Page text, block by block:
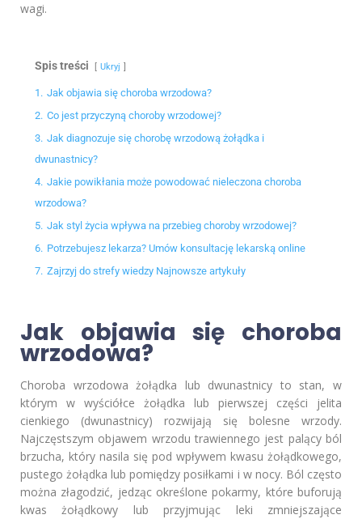
wagi.
Spis treści Ukryj
1. Jak objawia się choroba wrzodowa?
2. Co jest przyczyną choroby wrzodowej?
3. Jak diagnozuje się chorobę wrzodową żołądka i
dwunastnicy?
4. Jakie powikłania może powodować nieleczona choroba
wrzodowa?
5. Jak styl życia wpływa na przebieg choroby wrzodowej?
6. Potrzebujesz lekarza? Umów konsultację lekarską online
7. Zajrzyj do strefy wiedzy Najnowsze artykuły
Jak objawia się choroba
wrzodowa?
Choroba wrzodowa żołądka lub dwunastnicy to stan, w
którym w wyściółce żołądka lub pierwszej części jelita
cienkiego (dwunastnicy) rozwijają się bolesne wrzody.
Najczęstszym objawem wrzodu trawiennego jest palący ból
brzucha, który nasila się pod wpływem kwasu żołądkowego,
pustego żołądka lub pomiędzy posiłkami i w nocy. Ból często
można złagodzić, jedząc określone pokarmy, które buforują
kwas żołądkowy lub przyjmując leki zmniejszające